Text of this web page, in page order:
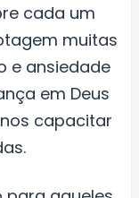
cada um
muitas
e ansiedade
em Deus
capacitar